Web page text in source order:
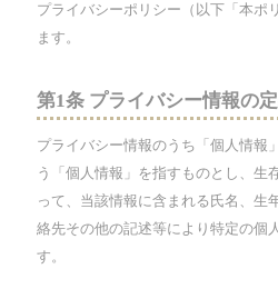
プライバシーポリシー（以下「本ポ
ます。
第1条 プライバシー情報の
プライバシー情報のうち「個人情報
う「個人情報」を指すものとし、生
って、当該情報に含まれる氏名、生
絡先その他の記述等により特定の個
す。